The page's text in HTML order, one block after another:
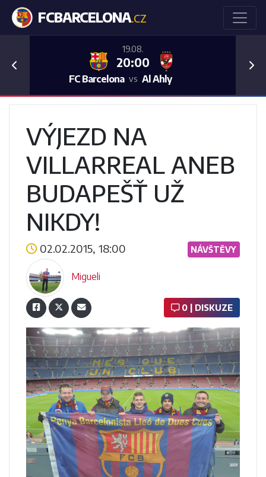
FCBARCELONA.CZ
19.08.
20:00
FC Barcelona vs Al Ahly
Previous
VÝJEZD NA
VILLARREAL ANEB
BUDAPEŠŤ UŽ
NIKDY!
02.02.2015, 18:00 NÁVŠTĚVY
Migueli
0 | DISKUZE